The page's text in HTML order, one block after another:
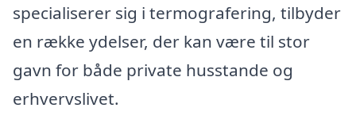
specialiserer sig i termografering, tilbyder
en række ydelser, der kan være til stor
gavn for både private husstande og
erhvervslivet.